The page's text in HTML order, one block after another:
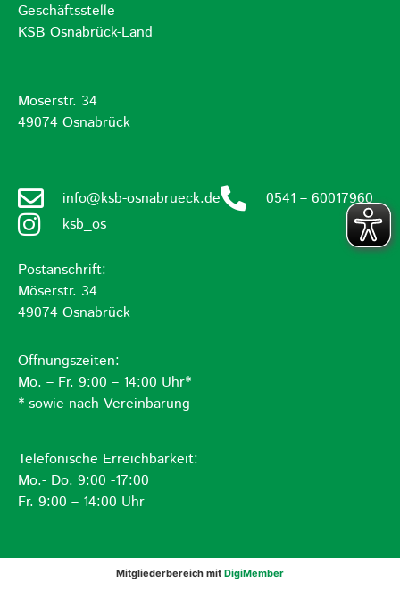
Geschäftsstelle
KSB Osnabrück-Land
Möserstr. 34
49074 Osnabrück
info@ksb-osnabrueck.de
0541 – 60017960
ksb_os
Postanschrift:
Möserstr. 34
49074 Osnabrück
Öffnungszeiten:
Mo. – Fr. 9:00 – 14:00 Uhr*
* sowie nach Vereinbarung
Telefonische Erreichbarkeit:
Mo.- Do. 9:00 -17:00
Fr. 9:00 – 14:00 Uhr
Mitgliederbereich mit DigiMember